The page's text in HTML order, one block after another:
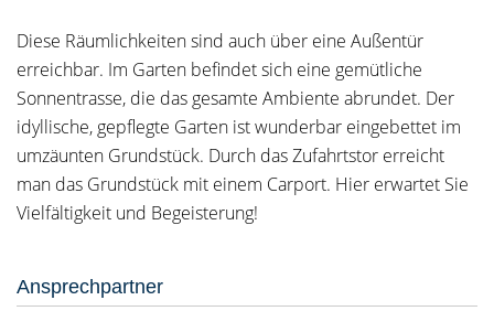
Diese Räumlichkeiten sind auch über eine Außentür
erreichbar. Im Garten befindet sich eine gemütliche
Sonnentrasse, die das gesamte Ambiente abrundet. Der
idyllische, gepflegte Garten ist wunderbar eingebettet im
umzäunten Grundstück. Durch das Zufahrtstor erreicht
man das Grundstück mit einem Carport. Hier erwartet Sie
Vielfältigkeit und Begeisterung!
Ansprechpartner